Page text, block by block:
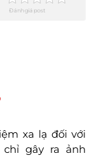
Đánh giá post
xa lạ đối với
gây ra ảnh